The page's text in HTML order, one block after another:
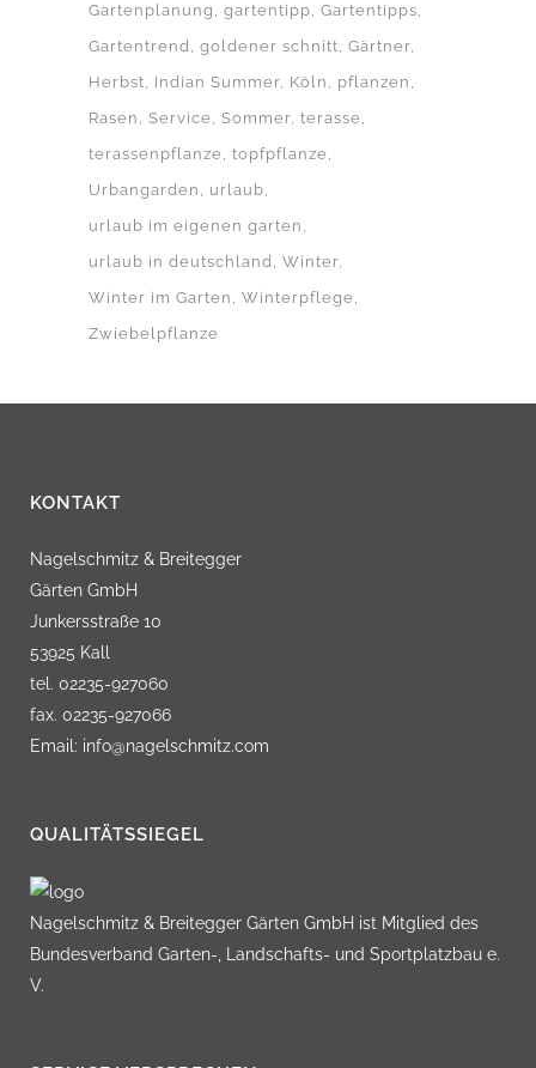
Gartenplanung
gartentipp Gartentipps
Gartentrend goldener schnitt Gärtner
Herbst
Indian Summer Köln
pflanzen
Rasen
Service Sommer terasse
terassenpflanze topfpflanze
Urbangarden
urlaub
urlaub im eigenen garten
urlaub in deutschland Winter
Winter im Garten
Winterpflege
Zwiebelpflanze
KONTAKT
Nagelschmitz & Breitegger
Gärten GmbH
Junkersstraße 10
53925 Kall
tel. 02235-927060
fax. 02235-927066
Email: info@nagelschmitz.com
QUALITÄTSSIEGEL
Nagelschmitz & Breitegger Gärten GmbH ist Mitglied des
Bundesverband Garten-, Landschafts- und Sportplatzbau e.
V.